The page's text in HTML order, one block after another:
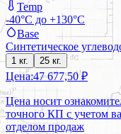
Temp
-40°C до +130°C
Base
Синтетическое
1 кг. 25 кг.
Цена:47 677,50 ₽
Цена носит
точного КП с учетом
отделом продаж